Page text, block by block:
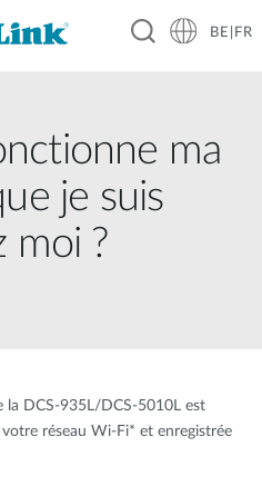
BE|FR
ma
je suis
moi ?
la DCS-935L/DCS-5010L est
réseau Wi-Fi* et enregistrée